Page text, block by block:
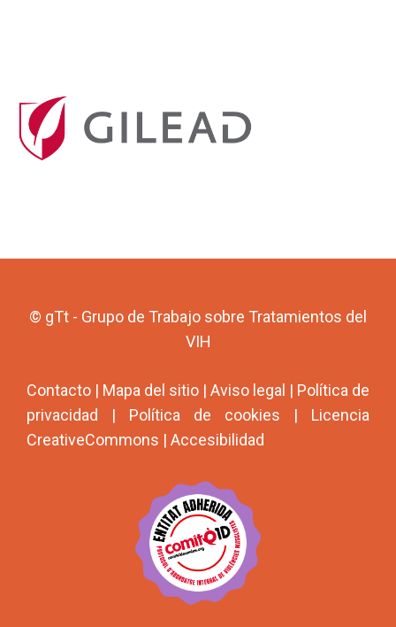
© gTt - Grupo de Trabajo sobre Tratamientos del
VIH
Contacto | Mapa del sitio | Aviso legal | Política de
privacidad | Política de cookies | Licencia
CreativeCommons | Accesibilidad